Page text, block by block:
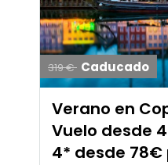
319 € Caducado
Verano en
Vuelo desde
4* desde 78€